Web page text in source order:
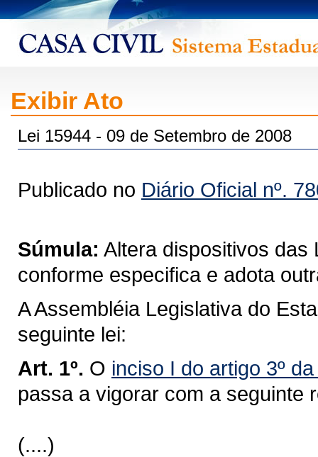
Exibir Ato
Lei 15944 - 09 de Setembro de 2008
Publicado no Diário Oficial nº.
Súmula: Altera dispositivos das
conforme especifica e adota
A Assembléia Legislativa do
seguinte lei:
Art. 1º. O inciso I do artigo 3º
passa a vigorar com a seguinte
(....)